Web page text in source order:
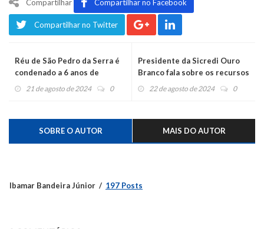
Compartilhar Compartilhar no Facebook
Compartilhar no Twitter
Réu de São Pedro da Serra é
condenado a 6 anos de
reclusão no semiaberto
21 de agosto de 2024 0
Presidente da Sicredi Ouro
Branco fala sobre os recursos
distribuídos às entidades
22 de agosto de 2024 0
SOBRE O AUTOR MAIS DO AUTOR
Ibamar Bandeira Júnior 197 Posts